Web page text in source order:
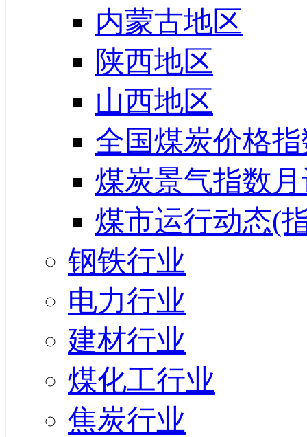
内蒙古地区
陕西地区
山西地区
全国煤炭价格
煤炭景气指数
煤市运行动态(
钢铁行业
电力行业
建材行业
煤化工行业
焦炭行业